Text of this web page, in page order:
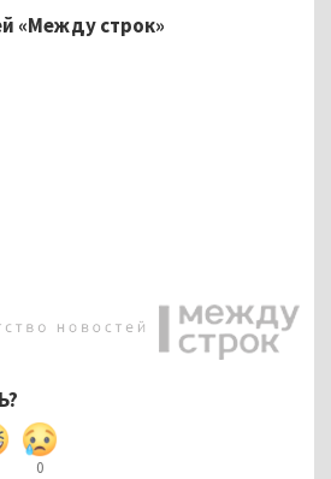
«Между строк»
0